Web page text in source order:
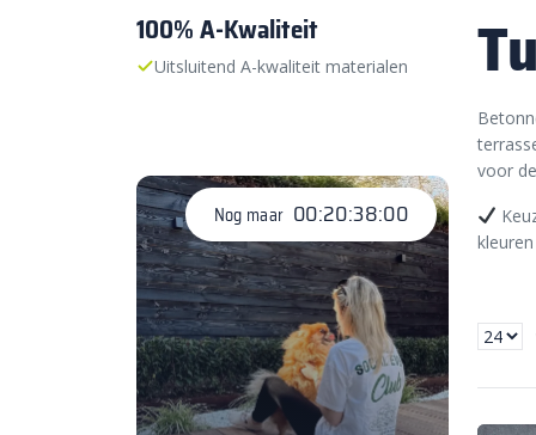
100% A-Kwaliteit
Uitsluitend A-kwaliteit materialen
Nog maar 00:20:37:58
voor